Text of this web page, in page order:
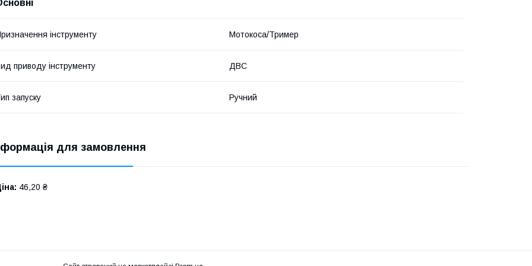
інструменту Мотокоса/Тример
приводу інструменту ДВС
запуску Ручний
для замовлення
46,20 ₴